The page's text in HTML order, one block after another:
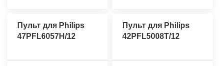
Пульт для Philips
47PFL6057H/12
Пульт для Philips
42PFL5008T/12